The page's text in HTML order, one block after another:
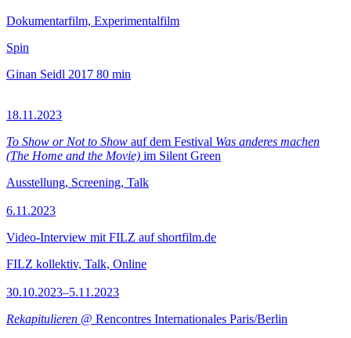
Dokumentarfilm, Experimentalfilm
Spin
Ginan Seidl 2017 80 min
18.11.2023
To Show or Not to Show auf dem Festival Was anderes machen
(The Home and the Movie) im Silent Green
Ausstellung, Screening, Talk
6.11.2023
Video-Interview mit FILZ auf shortfilm.de
FILZ kollektiv, Talk, Online
30.10.2023–5.11.2023
Rekapitulieren @ Rencontres Internationales Paris/Berlin